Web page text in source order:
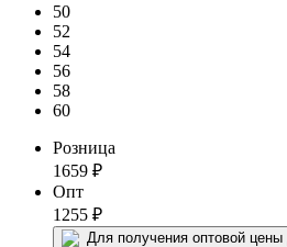
50
52
54
56
58
60
Розница
1659 ₽
Опт
1255 ₽